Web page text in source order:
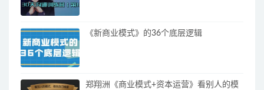
《新商业模式》的36个底层逻辑
郑翔洲《商业模式+资本运营》看别人的模